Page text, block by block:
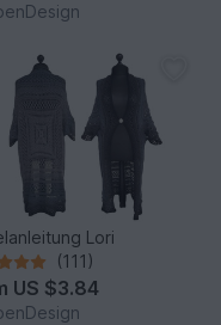
Lori
(111)
US $3.84